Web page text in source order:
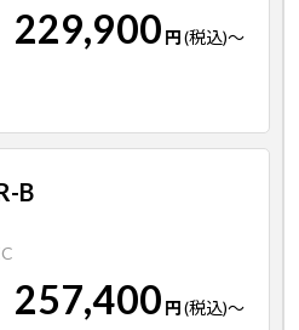
229,900 円(税込)～
B
257,400 円(税込)～